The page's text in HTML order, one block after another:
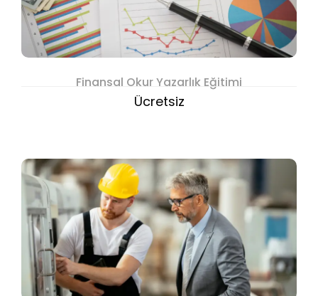
Finansal Okur Yazarlık Eğitimi
Ücretsiz